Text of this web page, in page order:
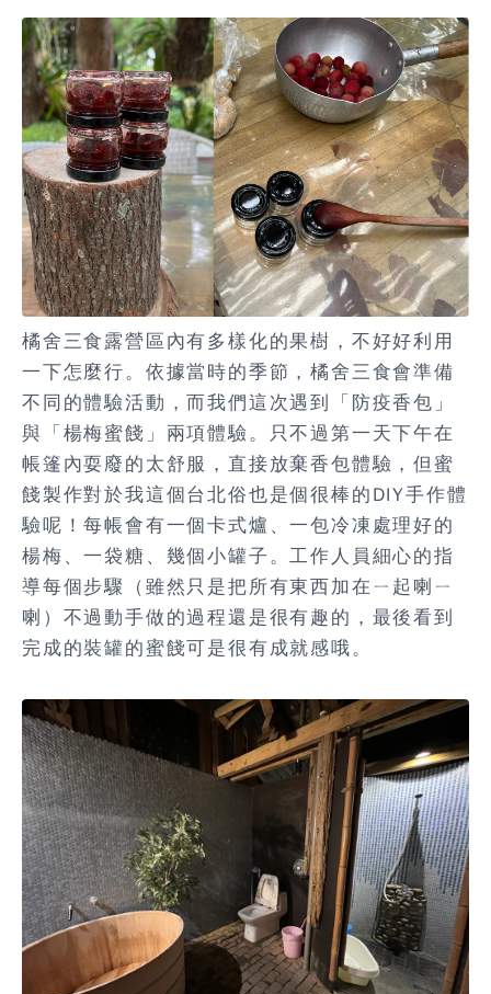
橘舍三食露營區內有多樣化的果樹，不好好利用
一下怎麼行。依據當時的季節，橘舍三食會準備
不同的體驗活動，而我們這次遇到「防疫香包」
與「楊梅蜜餞」兩項體驗。只不過第一天下午在
帳篷內耍廢的太舒服，直接放棄香包體驗，但蜜
餞製作對於我這個台北俗也是個很棒的DIY手作體
驗呢！每帳會有一個卡式爐、一包冷凍處理好的
楊梅、一袋糖、幾個小罐子。工作人員細心的指
導每個步驟（雖然只是把所有東西加在ㄧ起喇ㄧ
喇）不過動手做的過程還是很有趣的，最後看到
完成的裝罐的蜜餞可是很有成就感哦。